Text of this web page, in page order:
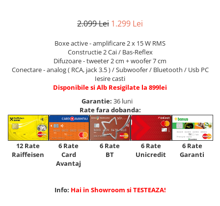
2.099 Lei 1.299 Lei
Boxe active - amplificare 2 x 15 W RMS
Constructie 2 Cai / Bas-Reflex
Difuzoare - tweeter 2 cm + woofer 7 cm
Conectare - analog ( RCA, jack 3.5 ) / Subwoofer / Bluetooth / Usb PC
Iesire casti
Disponibile si Alb Resigilate la 899lei
Garantie: 36 luni
Rate fara dobanda:
12 Rate
Raiffeisen
6 Rate
Card
Avantaj
6 Rate
BT
6 Rate
Unicredit
6 Rate
Garanti
Info: Hai in Showroom si TESTEAZA!